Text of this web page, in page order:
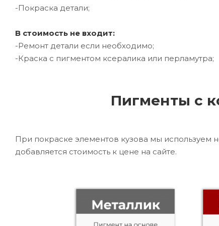
-Покраска детали;
В стоимость не входит:
-Ремонт детали если необходимо;
-Краска с пигментом ксералика или перламутра;
Пигменты с
При покраске элементов кузова мы используем
добавляется стоимость к цене на сайте.